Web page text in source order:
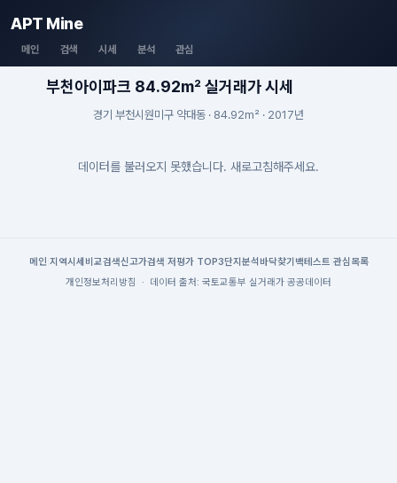
APT Mine
메인 검색 시세 분석 관심
부천아이파크 84.92m² 실거래가 시세
경기 부천시원미구 약대동 · 84.92m² · 2017년
데이터를 불러오지 못했습니다. 새로고침해주세요.
메인| 지역시세 비교검색신고가검색 저평가 TOP3단지분석 바닥찾기 백테스트 관심목록
개인정보처리방침
· 데이터 출처: 국토교통부 실거래가 공공데이터